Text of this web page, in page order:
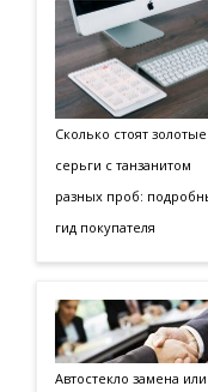
Сколько стоят золотые
серьги с танзанитом
разных проб:
гид покупателя
Автостекло замена или